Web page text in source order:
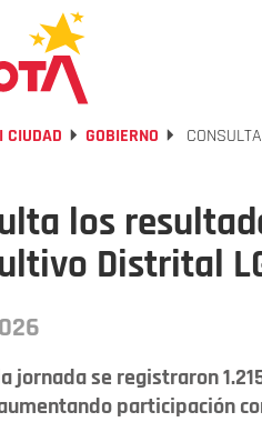
CIUDAD GOBIERNO
los
Distrital
jornada se registraron
participación